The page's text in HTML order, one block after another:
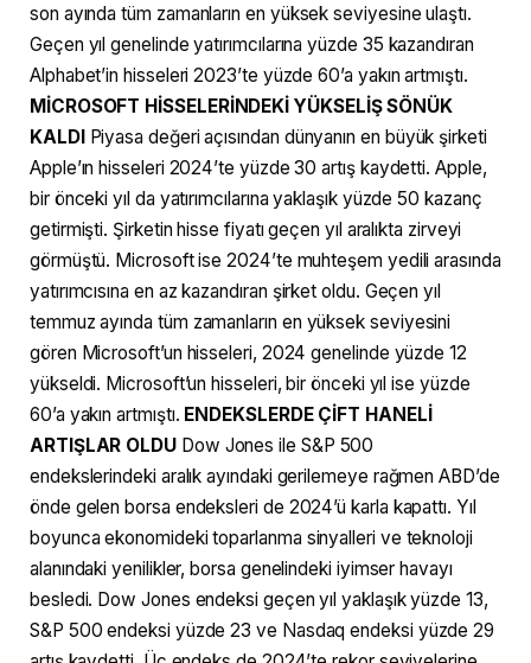
son ayında tüm zamanların en yüksek seviyesine ulaştı.
Geçen yıl genelinde yatırımcılarına yüzde 35 kazandıran
Alphabet’in hisseleri 2023’te yüzde 60’a yakın artmıştı.
MİCROSOFT HİSSELERİNDEKİ YÜKSELİŞ SÖNÜK
KALDIPiyasa değeri açısından dünyanın en büyük şirketi
Apple’ın hisseleri 2024’te yüzde 30 artış kaydetti. Apple,
bir önceki yıl da yatırımcılarına yaklaşık yüzde 50 kazanç
getirmişti. Şirketin hisse fiyatı geçen yıl aralıkta zirveyi
görmüştü. Microsoft ise 2024’te muhteşem yedili arasında
yatırımcısına en az kazandıran şirket oldu. Geçen yıl
temmuz ayında tüm zamanların en yüksek seviyesini
gören Microsoft’un hisseleri, 2024 genelinde yüzde 12
yükseldi. Microsoft’un hisseleri, bir önceki yıl ise yüzde
60’a yakın artmıştı. ENDEKSLERDE ÇİFT HANELİ
ARTIŞLAR OLDU Dow Jones ile S&P 500
endekslerindeki aralık ayındaki gerilemeye rağmen ABD’de
önde gelen borsa endeksleri de 2024’ü karla kapattı. Yıl
boyunca ekonomideki toparlanma sinyalleri ve teknoloji
alanındaki yenilikler, borsa genelindeki iyimser havayı
besledi. Dow Jones endeksi geçen yıl yaklaşık yüzde 13,
S&P 500 endeksi yüzde 23 ve Nasdaq endeksi yüzde 29